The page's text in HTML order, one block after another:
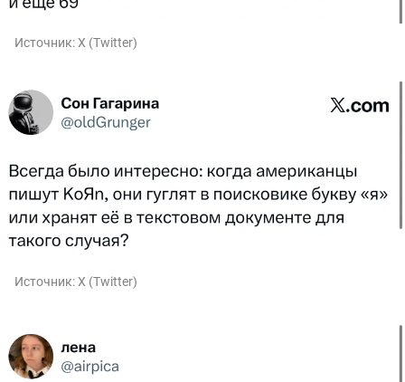
Источник:X (Twitter)
Источник:X (Twitter)